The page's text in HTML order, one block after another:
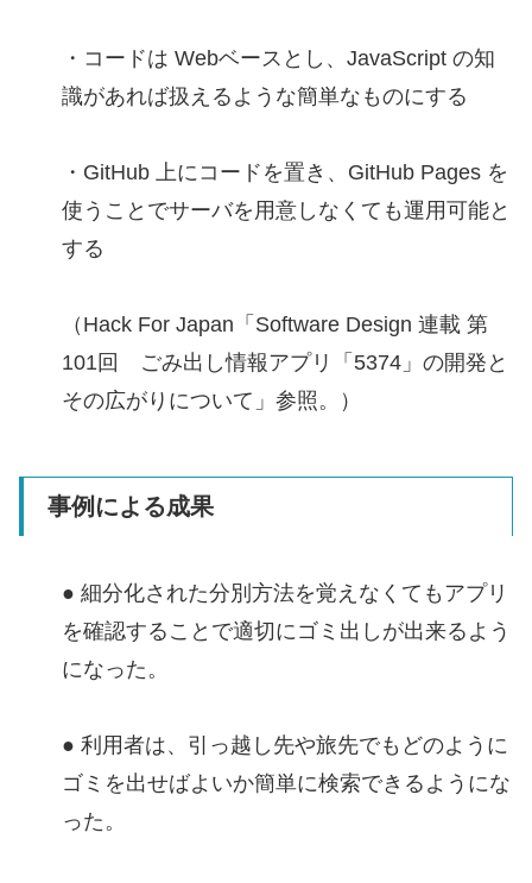
・コードは Webベースとし、JavaScript の知
識があれば扱えるような簡単なものにする
・GitHub 上にコードを置き、GitHub Pages を
使うことでサーバを用意しなくても運用可能と
する
（Hack For Japan「Software Design 連載 第
101回 ごみ出し情報アプリ「5374」の開発と
その広がりについて」参照。）
事例による成果
● 細分化された分別方法を覚えなくてもアプリ
を確認することで適切にゴミ出しが出来るよう
になった。
● 利用者は、引っ越し先や旅先でもどのように
ゴミを出せばよいか簡単に検索できるようにな
った。